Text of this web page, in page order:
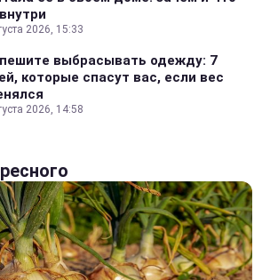
2026, 15:33
выбрасывать одежду: 7
которые спасут вас, если вес
2026, 14:58